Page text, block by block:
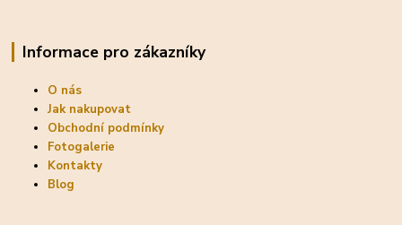
Informace pro zákazníky
O nás
Jak nakupovat
Obchodní podmínky
Fotogalerie
Kontakty
Blog